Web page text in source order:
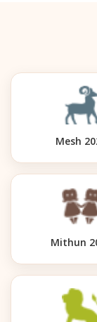
Mesh
Mithun